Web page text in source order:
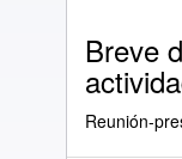
Breve
Reunión-